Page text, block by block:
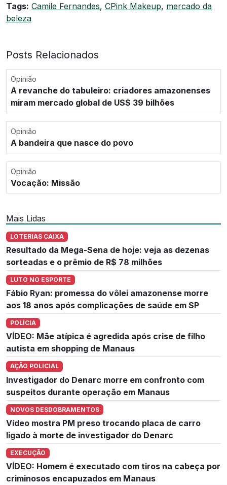
Tags: Camile Fernandes, CPink Makeup, mercado da
beleza
Posts Relacionados
Opinião
A revanche do tabuleiro: criadores amazonenses
miram mercado global de US$ 39 bilhões
Opinião
A bandeira que nasce do povo
Opinião
Vocação: Missão
Mais Lidas
LOTERIAS CAIXA
Resultado da Mega-Sena de hoje: veja as dezenas
sorteadas e o prêmio de R$ 78 milhões
LUTO NO ESPORTE
Fábio Ryan: promessa do vôlei amazonense morre
aos 18 anos após complicações de saúde em SP
POLÍCIA
VÍDEO: Mãe atípica é agredida após crise de filho
autista em shopping de Manaus
AÇÃO POLICIAL
Investigador do Denarc morre em confronto com
suspeitos durante operação em Manaus
NOVOS DESDOBRAMENTOS
Vídeo mostra PM preso trocando placa de carro
ligado à morte de investigador do Denarc
EXECUÇÃO
VÍDEO: Homem é executado com tiros na cabeça por
criminosos encapuzados em Manaus